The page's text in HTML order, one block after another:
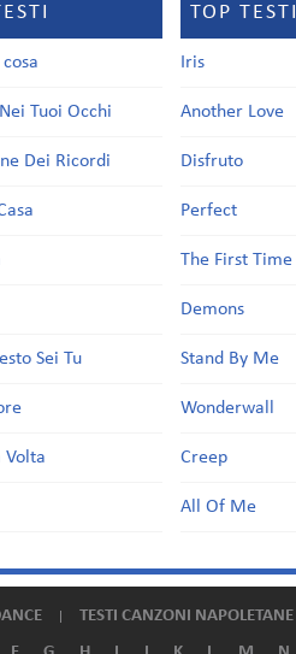
Tuoi Occhi
Dei Ricordi
Sei Tu
Volta
TOP TESTI
Iris
Another Love
Disfruto
Perfect
The First Time
Demons
Stand By Me
Wonderwall
Creep
All Of Me
TESTI CANZONI NAPOLETANE